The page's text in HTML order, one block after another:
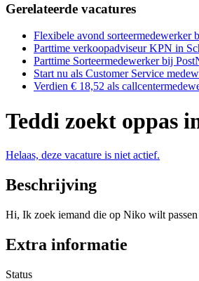
Gerelateerde vacatures
Flexibele avond sorteermedewerker
Parttime verkoopadviseur KPN in
Parttime Sorteermedewerker bij
Start nu als Customer Service
Verdien € 18,52 als
Teddi zoekt oppas
Helaas, deze vacature is niet actief.
Beschrijving
Hi, Ik zoek iemand die op Niko wilt
Extra informatie
Status